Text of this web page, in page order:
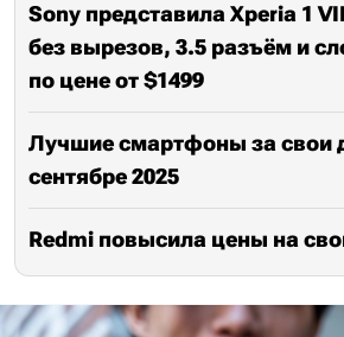
Sony представила Xperia 1
без вырезов, 3.5 разъём и
по цене от $1499
Лучшие смартфоны за свои
сентябре 2025
Redmi повысила цены на